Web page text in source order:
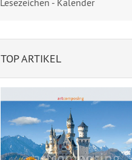
Lesezeichen - Kalender
TOP ARTIKEL